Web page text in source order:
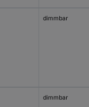
dimmbar
dimmbar